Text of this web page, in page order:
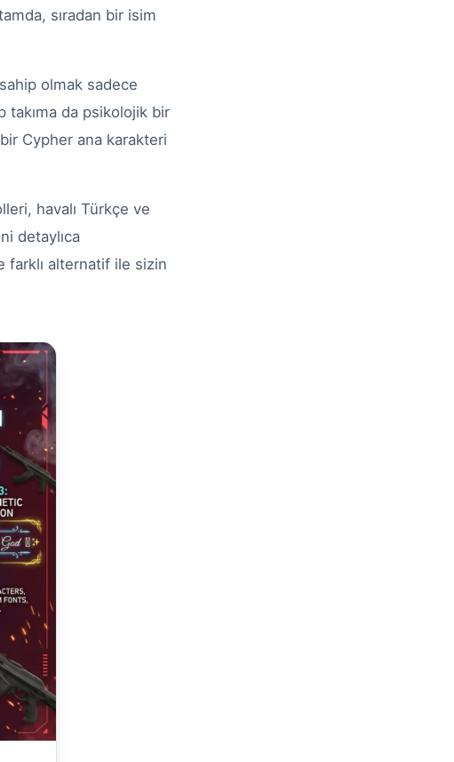
sıradan bir isim
olmak sadece
takıma da psikolojik bir
Cypher ana karakteri
havalı Türkçe ve
detaylıca
farklı alternatif ile sizin